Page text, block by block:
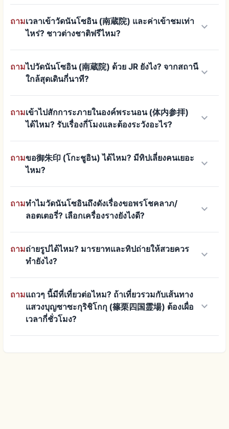
ถามเวลาเข้าวัดนันโซอิน (南蔵院) และค่าเข้าชมเท่า
ไหร่? ชาวต่างชาติฟรีไหม?
keyboard_arrow_down
ถามไปวัดนันโซอิน (南蔵院) ด้วย JR ยังไง? จากสถานี
ใกล้สุดเดินกี่นาที?
keyboard_arrow_down
ถามเข้าไปสักการะภายในองค์พระนอน (体内参拝)
ได้ไหม? รับเรื่องกี่โมงและต้องระวังอะไร?
keyboard_arrow_down
ถามขอ御朱印 (โกะชูอิน) ได้ไหม? มีทิปเลี่ยงคนเยอะ
ไหม?
keyboard_arrow_down
ถามทำไมวัดนันโซอินถึงดังเรื่องขอพรโชคลาภ/
ลอตเตอรี่? เลือกเครื่องรางยังไงดี?
keyboard_arrow_down
ถามถ่ายรูปได้ไหม? มารยาทและทิปถ่ายให้สวยควร
ทำยังไง?
keyboard_arrow_down
ถามแถวๆ นี้มีที่เที่ยวต่อไหม? ถ้าเที่ยวรวมกับเส้นทาง
แสวงบุญซาซะกุริชิโกกุ (篠栗四国霊場) ต้องเผื่อ
เวลากี่ชั่วโมง?
keyboard_arrow_down